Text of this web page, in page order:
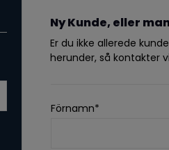
Ny Kunde, eller
Er du ikke allerede
herunder, så kontakter
Förnamn*